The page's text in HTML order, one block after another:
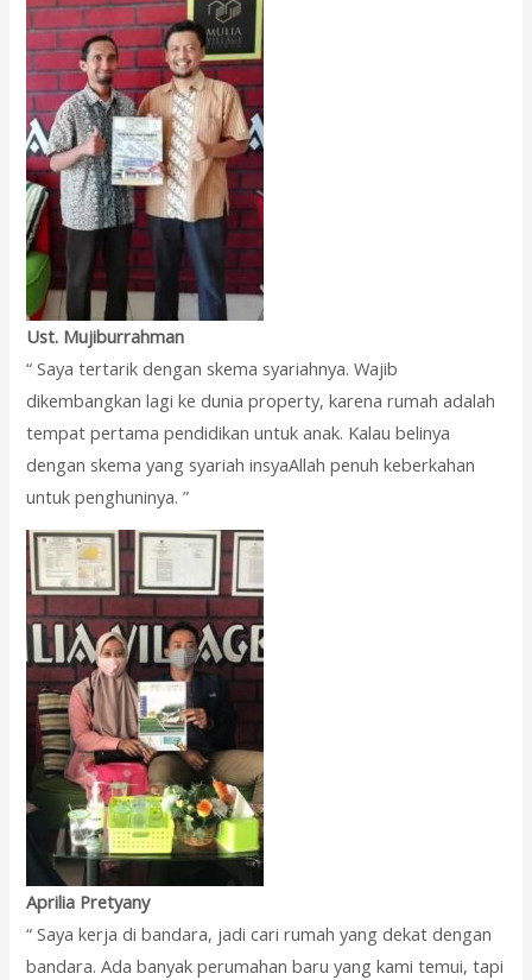
Ust. Mujiburrahman
“ Saya tertarik dengan skema syariahnya. Wajib
dikembangkan lagi ke dunia property, karena rumah adalah
tempat pertama pendidikan untuk anak. Kalau belinya
dengan skema yang syariah insyaAllah penuh keberkahan
untuk penghuninya. ”
Aprilia Pretyany
“ Saya kerja di bandara, jadi cari rumah yang dekat dengan
bandara. Ada banyak perumahan baru yang kami temui, tapi